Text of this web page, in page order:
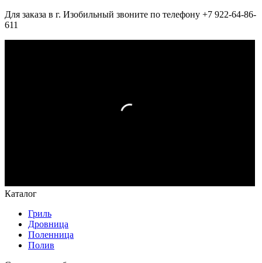
Для заказа в г. Изобильный звоните по телефону +7 922-64-86-
611
Каталог
Гриль
Дровница
Поленница
Полив